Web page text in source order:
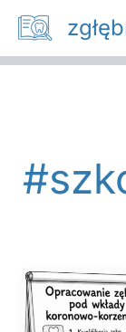
Przejdź
treści